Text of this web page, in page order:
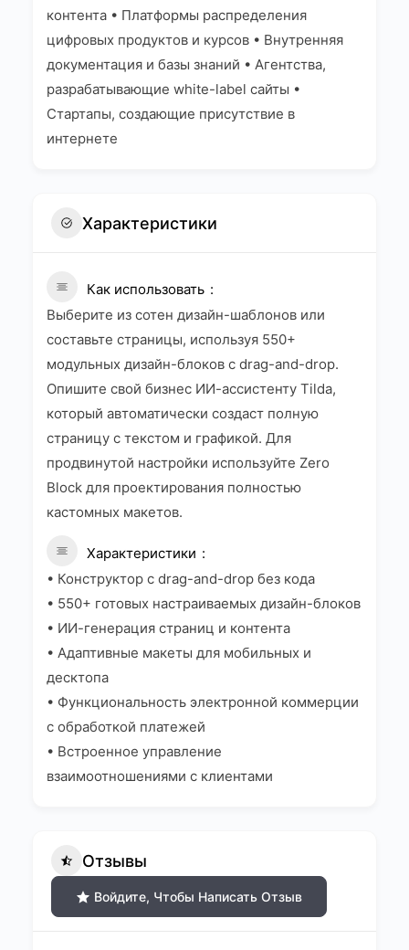
контента • Платформы распределения
цифровых продуктов и курсов • Внутренняя
документация и базы знаний • Агентства,
разрабатывающие white-label сайты •
Стартапы, создающие присутствие в
интернете
Характеристики
Как использовать
Выберите из сотен дизайн-шаблонов или
составьте страницы, используя 550+
модульных дизайн-блоков с drag-and-drop.
Опишите свой бизнес ИИ-ассистенту Tilda,
который автоматически создаст полную
страницу с текстом и графикой. Для
продвинутой настройки используйте Zero
Block для проектирования полностью
кастомных макетов.
Характеристики
• Конструктор с drag-and-drop без кода
• 550+ готовых настраиваемых дизайн-блоков
• ИИ-генерация страниц и контента
• Адаптивные макеты для мобильных и
десктопа
• Функциональность электронной коммерции
с обработкой платежей
• Встроенное управление
взаимоотношениями с клиентами
Отзывы
Войдите, Чтобы Написать Отзыв